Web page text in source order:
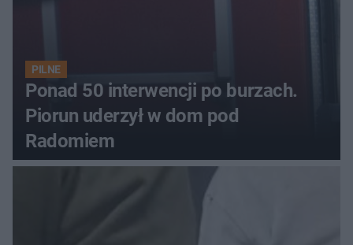
PILNE
Ponad 50 interwencji po burzach.
Piorun uderzył w dom pod
Radomiem